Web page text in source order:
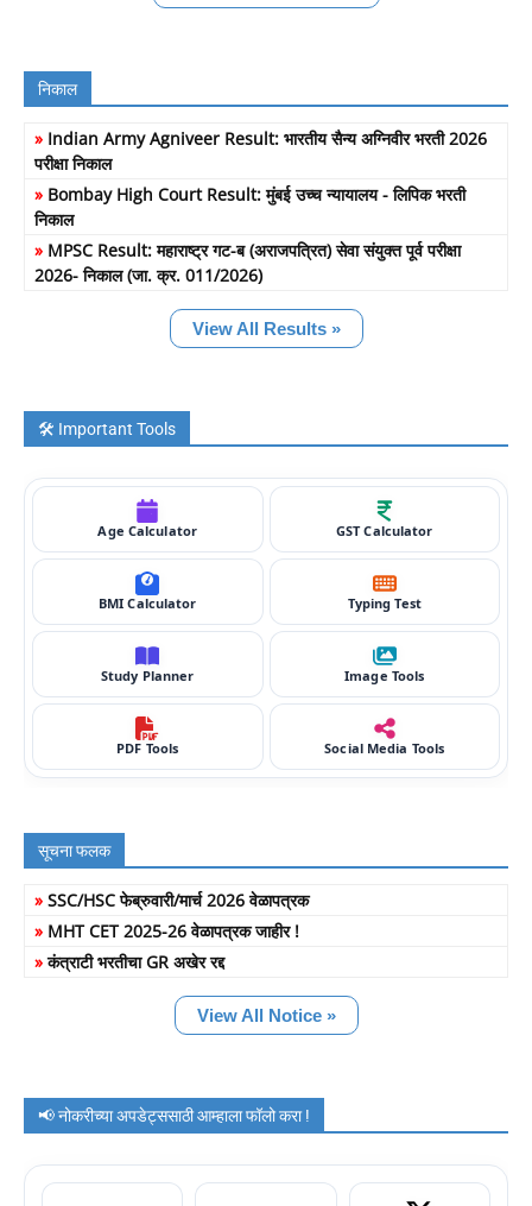
निकाल
» Indian Army Agniveer Result: भारतीय सैन्य अग्निवीर भरती 2026
परीक्षा निकाल
» Bombay High Court Result: मुंबई उच्च न्यायालय - लिपिक भरती
निकाल
» MPSC Result: महाराष्ट्र गट-ब (अराजपत्रित) सेवा संयुक्त पूर्व परीक्षा
2026- निकाल (जा. क्र. 011/2026)
View All Results »
🛠️ Important Tools
Age Calculator GST Calculator
BMI Calculator Typing Test
Study Planner Image Tools
PDF Tools Social Media Tools
सूचना फलक
» SSC/HSC फेब्रुवारी/मार्च 2026 वेळापत्रक
» MHT CET 2025-26 वेळापत्रक जाहीर !
»कंत्राटी भरतीचा GR अखेर रद्द
View All Notice »
📢 नोकरीच्या अपडेट्ससाठी आम्हाला फॉलो करा !